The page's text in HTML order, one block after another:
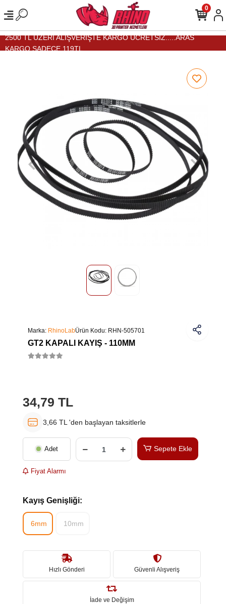
2500 TL ÜZERİ ALIŞVERİŞTE KARGO ÜCRETSİZ.....ARAS
KARGO SADECE 119TL...
0
Marka: RhinoLabÜrün Kodu: RHN-505701
GT2 KAPALI KAYIŞ - 110MM
34,79 TL
3,66 TL 'den başlayan taksitlerle
Adet Sepete Ekle
Fiyat Alarmı
Kayış Genişliği:
6mm 10mm
Hızlı Gönderi Güvenli Alışveriş
İade ve Değişim